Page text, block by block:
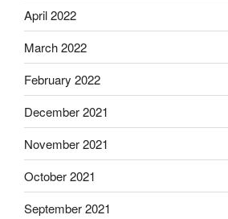
April 2022
March 2022
February 2022
December 2021
November 2021
October 2021
September 2021